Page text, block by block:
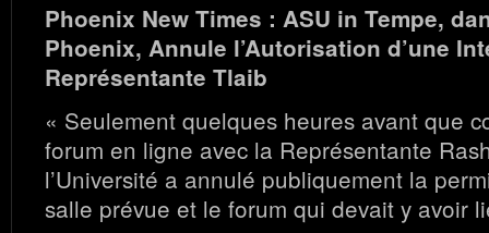
Phoenix New Times : ASU in Tempe,
Phoenix, Annule l’Autorisation d’une
Représentante Tlaib
« Seulement quelques heures avant que
forum en ligne avec la Représentante
l’Université a annulé publiquement la
salle prévue et le forum qui devait y avoir